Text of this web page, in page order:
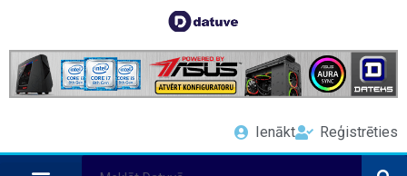
Ienākt Reģistrēties